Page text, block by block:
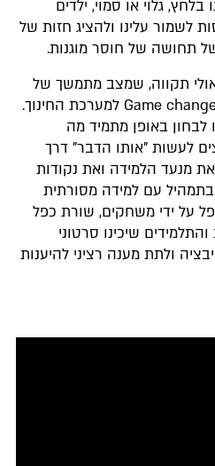
גלוי או סמוי, ילדים
לשמור עלינו ולהציג חזות של
תחושה של חוסר מוגנות.
תקווה, שמצב מתמשך של
למידה מרחוק יכולה להיותGame changer למערכת החינוך.
לבחון באופן מתמיד מה
לעשות "אותו הדבר" דרך
מנעד הלמידה ואת נקודות
עם למידה מסורתית
על ידי משחקים, שורת כפל
שיכינו סרטוני
ולתת מענה רציני להיענות